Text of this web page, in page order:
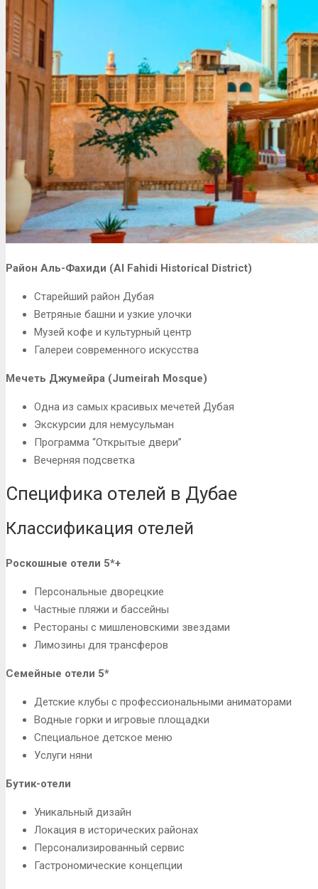
Район Аль-Фахиди (Al Fahidi Historical District)
Старейший район Дубая
Ветряные башни и узкие улочки
Музей кофе и культурный центр
Галереи современного искусства
Мечеть Джумейра (Jumeirah Mosque)
Одна из самых красивых мечетей Дубая
Экскурсии для немусульман
Программа “Открытые двери”
Вечерняя подсветка
Специфика отелей в Дубае
Классификация отелей
Роскошные отели 5*+
Персональные дворецкие
Частные пляжи и бассейны
Рестораны с мишленовскими звездами
Лимозины для трансферов
Семейные отели 5*
Детские клубы с профессиональными аниматорами
Водные горки и игровые площадки
Специальное детское меню
Услуги няни
Бутик-отели
Уникальный дизайн
Локация в исторических районах
Персонализированный сервис
Гастрономические концепции